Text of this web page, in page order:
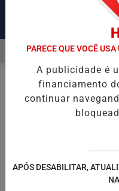
Pesquisar
DE OBRAS DE
EM ALTA
EM
SÉRIE A SÉRIE B
PARECE QUE VOCÊ
A publicidade é
financiamento
continuar
APÓS DESABILITAR,